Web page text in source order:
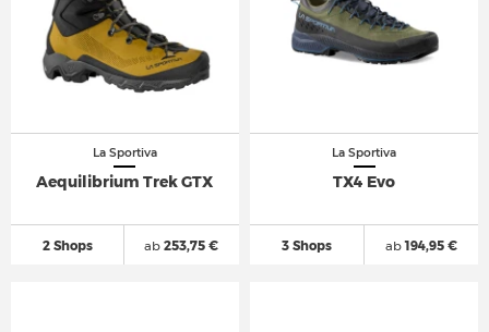
La Sportiva
Aequilibrium Trek GTX
2 Shops ab 253,75 €
La Sportiva
TX4 Evo
3 Shops ab194,95 €